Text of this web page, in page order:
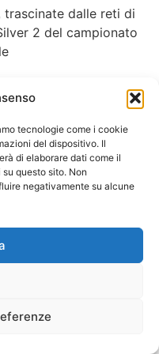
tecnologie come i cookie
del dispositivo. Il
di elaborare dati come il
questo sito. Non
negativamente su alcune
trascinate dalle reti di
2 del campionato
di Altamura